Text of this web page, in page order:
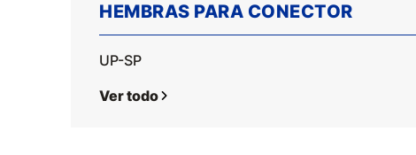
HEMBRAS PARA CONECTOR
UP-SP
Ver todo